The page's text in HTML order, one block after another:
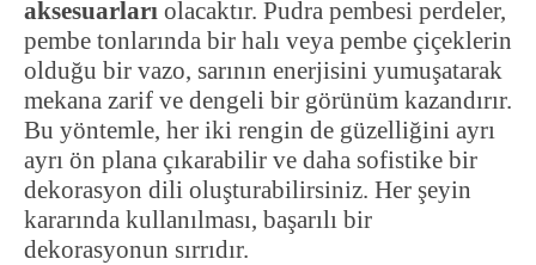
aksesuarları olacaktır. Pudra pembesi perdeler,
pembe tonlarında bir halı veya pembe çiçeklerin
olduğu bir vazo, sarının enerjisini yumuşatarak
mekana zarif ve dengeli bir görünüm kazandırır.
Bu yöntemle, her iki rengin de güzelliğini ayrı
ayrı ön plana çıkarabilir ve daha sofistike bir
dekorasyon dili oluşturabilirsiniz. Her şeyin
kararında kullanılması, başarılı bir
dekorasyonun sırrıdır.